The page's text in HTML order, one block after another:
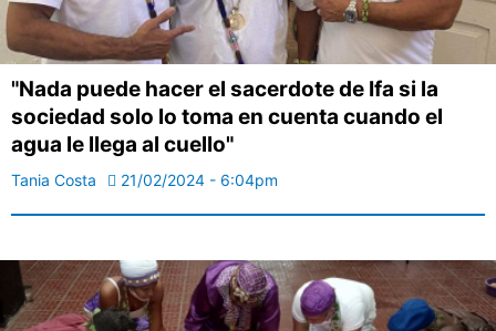
"Nada puede hacer el sacerdote de Ifa si la
sociedad solo lo toma en cuenta cuando el
agua le llega al cuello"
Tania Costa 21/02/2024 - 6:04pm